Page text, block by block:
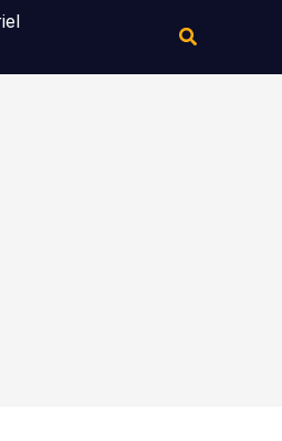
Rechercher